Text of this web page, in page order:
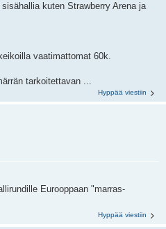
kuten Strawberry Arena ja
vaatimattomat 60k.
tarkoitettavan ...
Hyppää viestiin
Eurooppaan "marras-
Hyppää viestiin